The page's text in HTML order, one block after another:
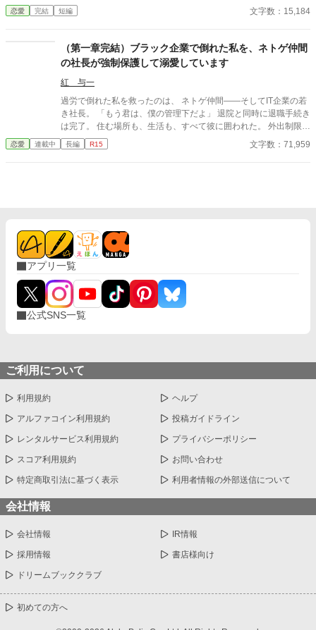
かけに月鈴の運命は大きく動き出す。 冷酷と恐れられる皇帝が、
なぜか彼女だけには甘すぎて――。
恋愛 完結 短編 文字数：15,184
（第一章完結）ブラック企業で倒れた私を、ネトゲ仲間
の社長が強制保護して溺愛しています
紅 与一
過労で倒れた私を救ったのは、 ネトゲ仲間――そしてIT企業の若
き社長。 「もう君は、僕の管理下だよ」 退院と同時に退職手続き
は完了。 住む場所も、生活も、すべて彼に囲われた。 外出制限、
健康管理、過保護な独占欲。 甘くて危険な“保護生活”の中で、 私
は少しずつ彼に心を奪われていく――。 元社畜OL×執着気味の溺
恋愛 連載中 長編 R15 文字数：71,959
アプリ一覧
公式SNS一覧
ご利用について
利用規約 ヘルプ
アルファコイン利用規約 投稿ガイドライン
レンタルサービス利用規約 プライバシーポリシー
スコア利用規約 お問い合わせ
特定商取引法に基づく表示 利用者情報の外部送信について
会社情報
会社情報 IR情報
採用情報 書店様向け
ドリームブッククラブ
初めての方へ